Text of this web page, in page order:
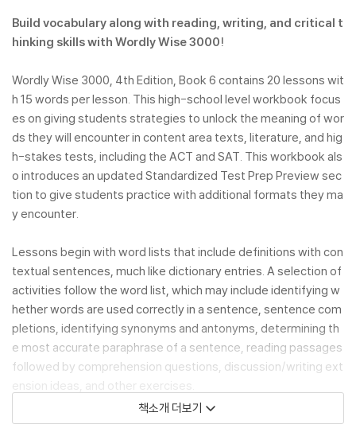
Build vocabulary along with reading, writing, and critical t
hinking skills with Wordly Wise 3000!
Wordly Wise 3000, 4th Edition, Book 6 contains 20 lessons wit
h 15 words per lesson. This high-school level workbook focus
es on giving students strategies to unlock the meaning of wor
ds they will encounter in content area texts, literature, and hig
h-stakes tests, including the ACT and SAT. This workbook als
o introduces an updated Standardized Test Prep Preview sec
tion to give students practice with additional formats they ma
y encounter.
Lessons begin with word lists that include definitions with con
textual sentences, much like dictionary entries. A selection of
activities follow the word list, which may include identifying w
hether words are used correctly in a sentence, sentence com
pletions, identifying synonyms and antonyms, determining th
e most accurate paraphrase of a sentence, reading passages
followed by comprehension questions, discussion/writing ext
ension ideas, and other exercises.
This book also comes with 12 months of access to Quizlet (wi
책소개 더보기